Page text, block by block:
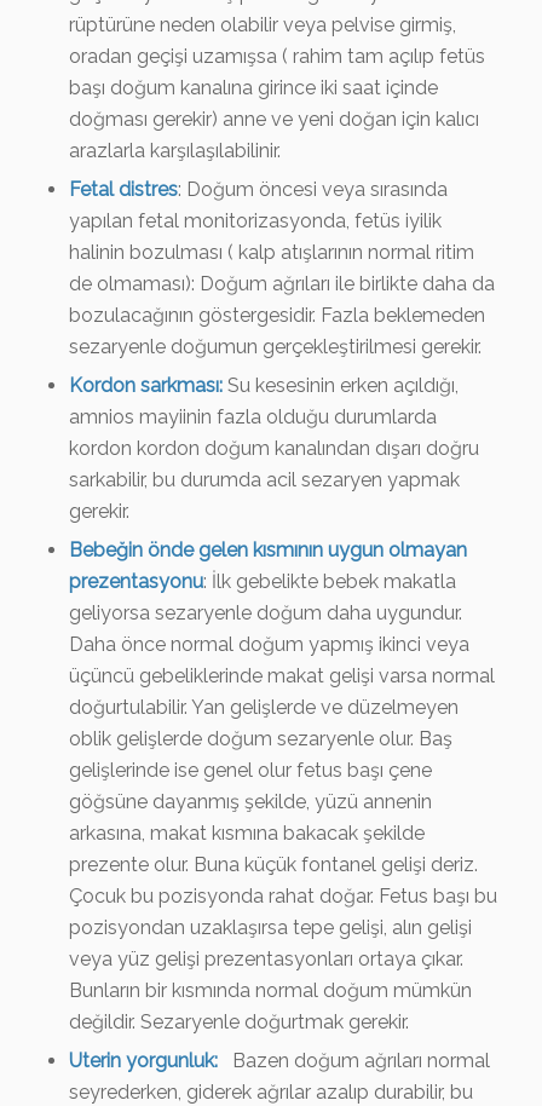
rüptürüne neden olabilir veya pelvise girmiş,
oradan geçişi uzamışsa ( rahim tam açılıp fetüs
başı doğum kanalına girince iki saat içinde
doğması gerekir) anne ve yeni doğan için kalıcı
arazlarla karşılaşılabilinir.
Fetal distres: Doğum öncesi veya sırasında
yapılan fetal monitorizasyonda, fetüs iyilik
halinin bozulması ( kalp atışlarının normal ritim
de olmaması): Doğum ağrıları ile birlikte daha da
bozulacağının göstergesidir. Fazla beklemeden
sezaryenle doğumun gerçekleştirilmesi gerekir.
Kordon sarkması: Su kesesinin erken açıldığı,
amnios mayiinin fazla olduğu durumlarda
kordon kordon doğum kanalından dışarı doğru
sarkabilir, bu durumda acil sezaryen yapmak
gerekir.
Bebeğin önde gelen kısmının uygun olmayan
prezentasyonu: İlk gebelikte bebek makatla
geliyorsa sezaryenle doğum daha uygundur.
Daha önce normal doğum yapmış ikinci veya
üçüncü gebeliklerinde makat gelişi varsa normal
doğurtulabilir. Yan gelişlerde ve düzelmeyen
oblik gelişlerde doğum sezaryenle olur. Baş
gelişlerinde ise genel olur fetus başı çene
göğsüne dayanmış şekilde, yüzü annenin
arkasına, makat kısmına bakacak şekilde
prezente olur. Buna küçük fontanel gelişi deriz.
Çocuk bu pozisyonda rahat doğar. Fetus başı bu
pozisyondan uzaklaşırsa tepe gelişi, alın gelişi
veya yüz gelişi prezentasyonları ortaya çıkar.
Bunların bir kısmında normal doğum mümkün
değildir. Sezaryenle doğurtmak gerekir.
Uterin yorgunluk:
Bazen doğum ağrıları normal
seyrederken, giderek ağrılar azalıp durabilir, bu